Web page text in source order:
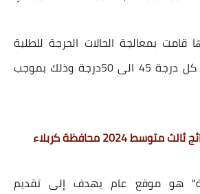
قامت بمعالجة الحالات الحرجة للطلبة
والطالبات وذلك برفع كل درجة 45 الى 50درجة وذلك بموجب
متوسط 2024 محافظة كربلاء
هو موقع عام يهدف إلى تقديم